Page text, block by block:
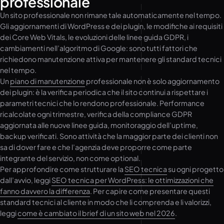
Un sito professionale non rimane tale automaticamente nel tempo.
Gli aggiornamenti di WordPress e dei plugin, le modifiche ai requisiti
dei Core Web Vitals, le evoluzioni delle linee guida GDPR, i
cambiamenti nell’algoritmo di Google: sono tutti fattori che
richiedono manutenzione attiva per mantenere gli standard tecnici
nel tempo.
Unpiano di manutenzione professionale non è solo aggiornamento
dei plugin: è la verifica periodica che il sito continui a rispettare i
parametri tecnici che lo rendono professionale. Performance
ricalcolate ogni trimestre, verifica della compliance GDPR
aggiornata alle nuove linee guida, monitoraggio dell’uptime,
backup verificati. Sono attività che la maggior parte dei clienti non
sa di dover fare e che l’agenzia deve proporre come parte
integrante del servizio, non come optional.
Per approfondire come strutturare la SEO tecnicasu ogni progetto
dall’avvio, leggiSEO tecnica per WordPress: le ottimizzazioni che
fanno davvero la differenza. Per capire come presentare questi
standard tecnici al cliente in modo che li comprenda e li valorizzi,
leggicome è cambiato il brief di un sito web nel 2026.